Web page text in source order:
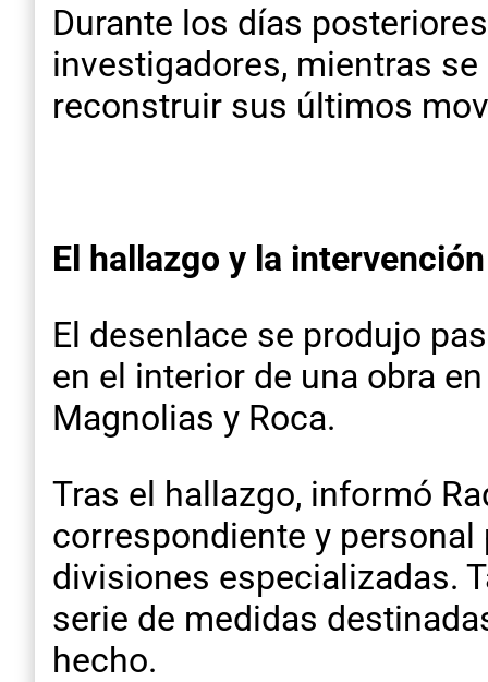
Durante los días
investigadores, mientras
reconstruir sus últimos
El hallazgo y la
El desenlace se produjo
en el interior de una obra
Magnolias y Roca.
Tras el hallazgo, informó
correspondiente y
divisiones especializadas.
serie de medidas
hecho.